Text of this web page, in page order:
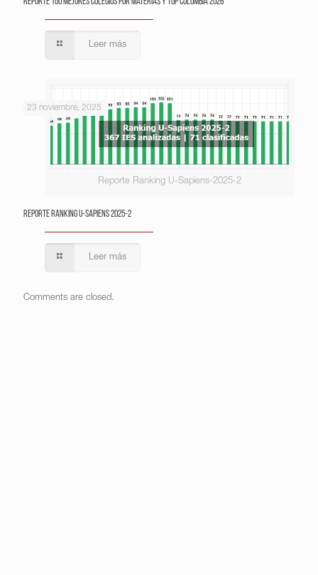
Leer más
Reporte Ranking U-Sapiens-2025-2
23 noviembre, 2025
Reporte Ranking U-Sapiens 2025-2
Leer más
Comments are closed.